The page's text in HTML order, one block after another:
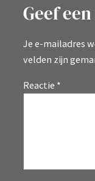
Geef
Je e-mailadres
velden zijn
Reactie *